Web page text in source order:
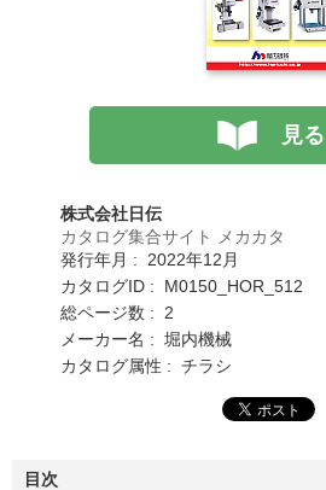
見る
株式会社日伝
カタログ集合サイト メカカタ
発行年月 : 2022年12月
カタログID : M0150_HOR_512
総ページ数 : 2
メーカー名 : 堀内機械
カタログ属性 : チラシ
目次